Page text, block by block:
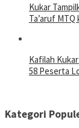
Kukar
Ta’aruf
Kafilah
58 Peserta
Kategori